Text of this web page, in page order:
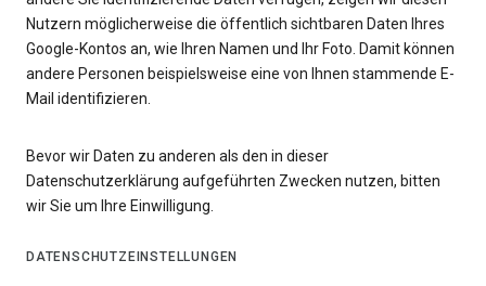
Nutzern möglicherweise die öffentlich sichtbaren Daten Ihres
Google-Kontos an, wie Ihren Namen und Ihr Foto. Damit können
andere Personen beispielsweise eine von Ihnen stammende E-
Mail identifizieren.
Bevor wir Daten zu anderen als den in dieser
Datenschutzerklärung aufgeführten Zwecken nutzen, bitten
wir Sie um Ihre Einwilligung.
DATENSCHUTZEINSTELLUNGEN